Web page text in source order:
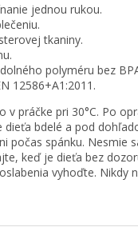
jednou rukou.
tkaniny.
polyméru bez
12586+A1:2011.
v práčke pri 30°C. Po
bdelé a pod
počas spánku. Nesmie
keď je dieťa bez
vyhoďte. Nikdy